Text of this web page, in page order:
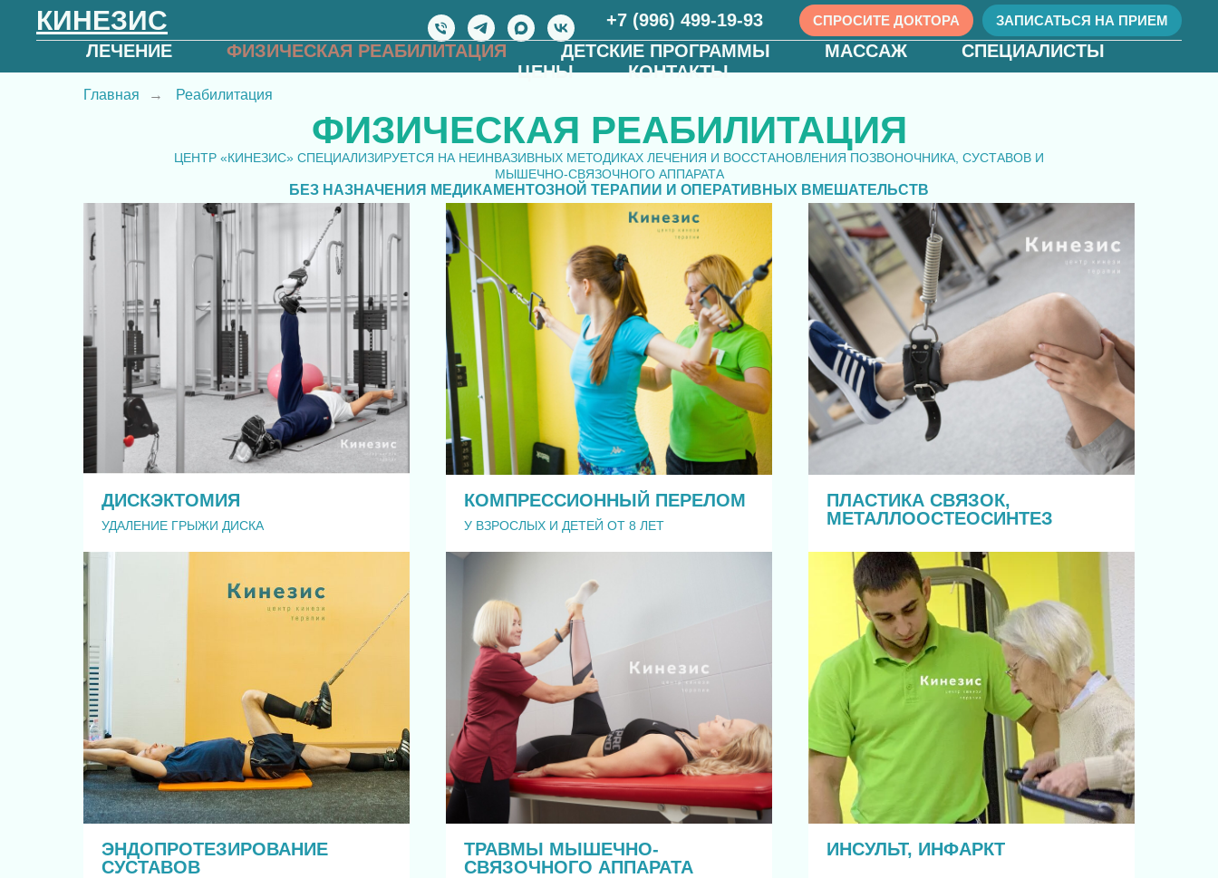
КИНЕЗИС +7 (996) 499-19-93 СПРОСИТЕ ДОКТОРА ЗАПИСАТЬСЯ НА ПРИЕМ
ЛЕЧЕНИЕ ФИЗИЧЕСКАЯ РЕАБИЛИТАЦИЯ ДЕТСКИЕ ПРОГРАММЫ МАССАЖ
СПЕЦИАЛИСТЫ
ЦЕНЫ
КОНТАКТЫ
Главная → Реабилитация
ФИЗИЧЕСКАЯ РЕАБИЛИТАЦИЯ
ЦЕНТР «КИНЕЗИС» СПЕЦИАЛИЗИРУЕТСЯ НА НЕИНВАЗИВНЫХ МЕТОДИКАХ ЛЕЧЕНИЯ И ВОССТАНОВЛЕНИЯ ПОЗВОНОЧНИКА, СУСТАВОВ И
МЫШЕЧНО-СВЯЗОЧНОГО АППАРАТА
БЕЗ НАЗНАЧЕНИЯ МЕДИКАМЕНТОЗНОЙ ТЕРАПИИ И ОПЕРАТИВНЫХ ВМЕШАТЕЛЬСТВ
ДИСКЭКТОМИЯ
УДАЛЕНИЕ ГРЫЖИ ДИСКА
КОМПРЕССИОННЫЙ ПЕРЕЛОМ
У ВЗРОСЛЫХ И ДЕТЕЙ ОТ 8 ЛЕТ
ПЛАСТИКА СВЯЗОК,
МЕТАЛЛООСТЕОСИНТЕЗ
ЭНДОПРОТЕЗИРОВАНИЕ
СУСТАВОВ
ТРАВМЫ МЫШЕЧНО-
СВЯЗОЧНОГО АППАРАТА
ИНСУЛЬТ, ИНФАРКТ